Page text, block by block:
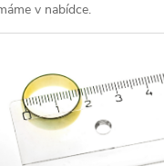
v nabídce.